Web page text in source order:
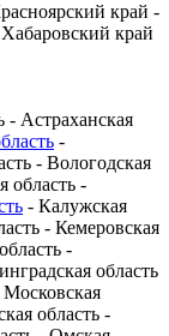
край -
край
- Астраханская
-
- Вологодская
область -
- Калужская
- Кемеровская
-
область
Московская
область -